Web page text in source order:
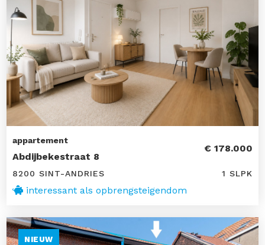
appartement
Abdijbekestraat 8
€ 178.000
8200 SINT-ANDRIES 1 SLPK
interessant als opbrengsteigendom
NIEUW